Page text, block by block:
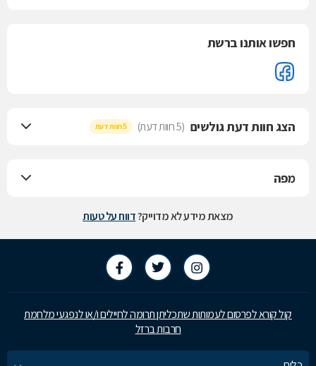
חפשו אותנו ברשת
הצג חוות דעת גולשים (5 חוות דעת) 5 חוות דעת
מפה
מצאת מידע לא מדוייק?דווח על טעות
קול קורא לפרסום לעמותות שתכליתן תרומה לחיילים ו/או לנפגעי מלחמת
חרבות ברזל